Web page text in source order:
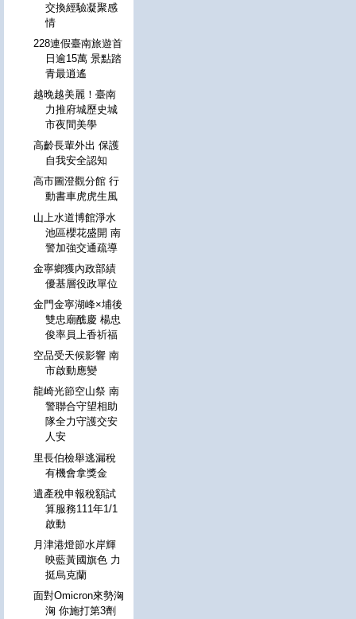
交換經驗凝聚感
情
228連假臺南旅遊首
日逾15萬 景點踏
青最逍遙
越晚越美麗！臺南
力推府城歷史城
市夜間美學
高齡長輩外出 保護
自我安全認知
高市圖澄觀分館 行
動書車虎虎生風
山上水道博館淨水
池區櫻花盛開 南
警加強交通疏導
金寧鄉獲內政部績
優基層役政單位
金門金寧湖峰×埔後
雙忠廟醮慶 楊忠
俊率員上香祈福
空品受天候影響 南
市啟動應變
龍崎光節空山祭 南
警聯合守望相助
隊全力守護交安
人安
里長伯檢舉逃漏稅
有機會拿獎金
遺產稅申報稅額試
算服務111年1/1
啟動
月津港燈節水岸輝
映藍黃國旗色 力
挺烏克蘭
面對Omicron來勢洶
洶 你施打第3劑